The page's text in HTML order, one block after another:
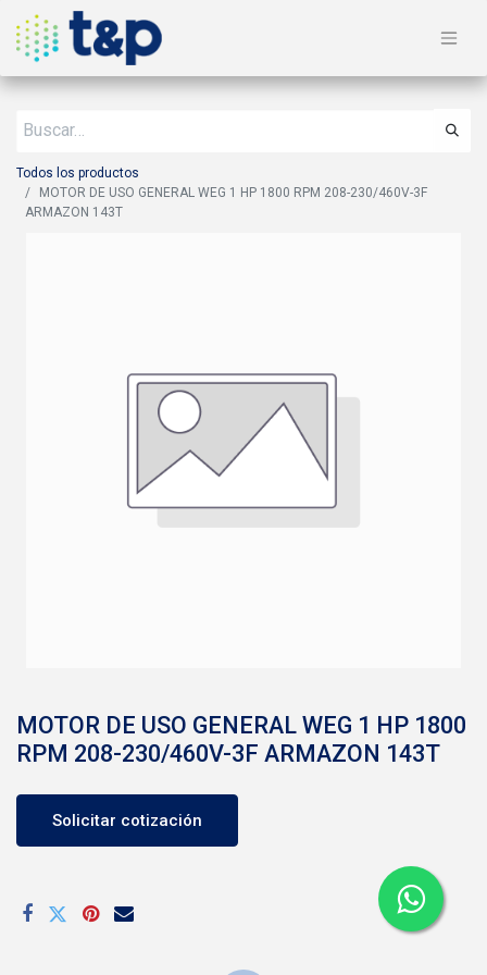
Todos los productos
MOTOR DE USO GENERAL WEG 1 HP 1800 RPM 208-230/460V-3F
ARMAZON 143T
MOTOR DE USO GENERAL WEG 1 HP 1800
RPM 208-230/460V-3F ARMAZON 143T
Solicitar cotización